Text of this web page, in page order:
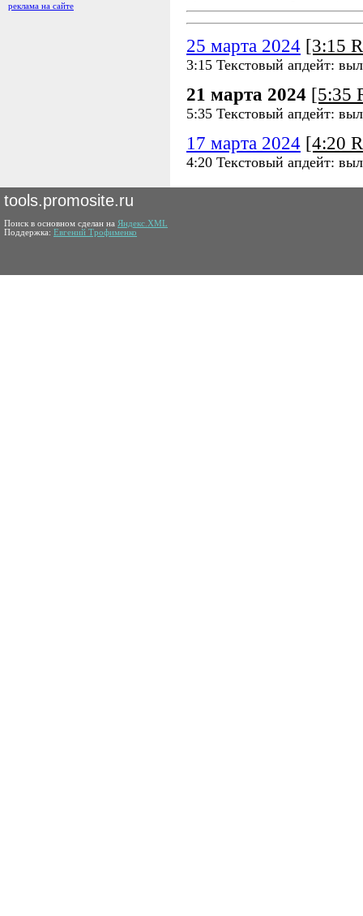
реклама на сайте
25 марта 2024 [3:15
3:15 Текстовый апдейт:
21 марта 2024 [5:35
5:35 Текстовый апдейт:
17 марта 2024 [4:20
4:20 Текстовый апдейт:
tools.promosite.ru
Поиск в основном сделан на Яндекс.XML
Поддержка: Евгений Трофименко